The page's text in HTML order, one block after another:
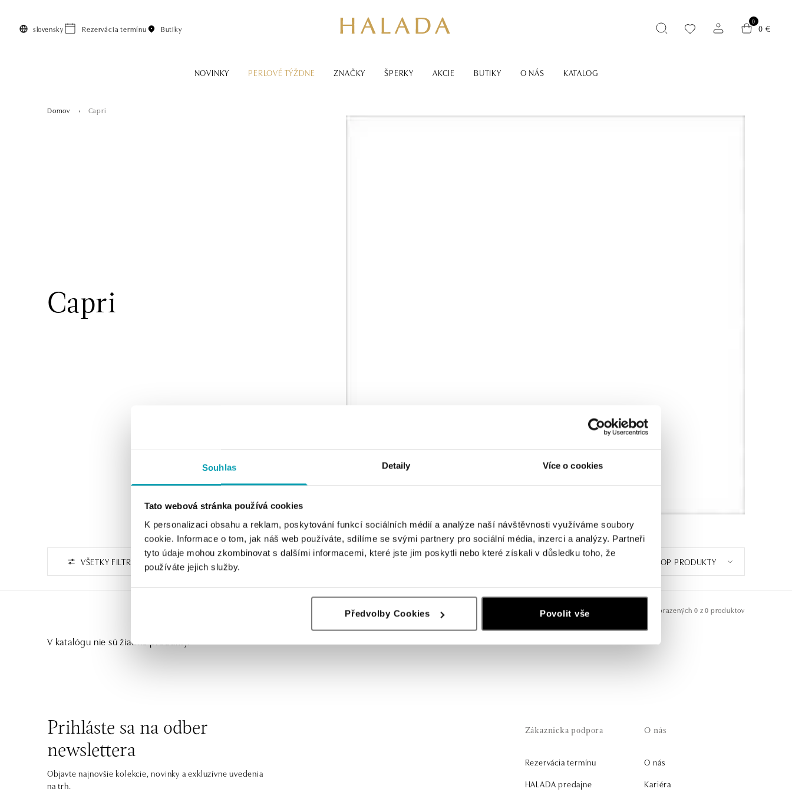
Souhlas Detaily Více o cookies
Tato webová stránka používá cookies
K personalizaci obsahu a reklam, poskytování funkcí sociálních médií a analýze naší návštěvnosti využíváme soubory
cookie. Informace o tom, jak náš web používáte, sdílíme se svými partnery pro sociální média, inzerci a analýzy. Partneři
tyto údaje mohou zkombinovat s dalšími informacemi, které jste jim poskytli nebo které získali v důsledku toho, že
používáte jejich služby.
Předvolby Cookies Povolit vše
slovensky Rezervácia termínu Butiky
0
0 €
NOVINKY PERLOVÉ TÝŽDNE ZNAČKY ŠPERKY AKCIE BUTIKY O NÁS KATALOG
Domov Capri
Capri
VŠETKY FILTRE TOP PRODUKTY
Zobrazených 0 z 0 produktov
V katalógu nie sú žiadne produkty.
Prihláste sa na odber
newslettera
Objavte najnovšie kolekcie, novinky a exkluzívne uvedenia
na trh.
Zákaznícka podpora
Rezervácia termínu
HALADA predajne
O nás
O nás
Kariéra